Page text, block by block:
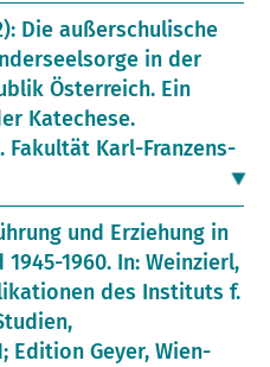
Die außerschulische
in der
Österreich. Ein
Katechese.
Karl-Franzens-
und Erziehung in
1960. In: Weinzierl,
des Instituts f.
Edition Geyer, Wien-